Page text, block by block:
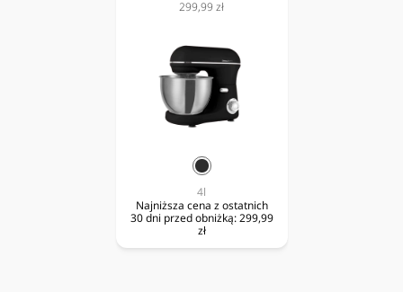
normalna
Cena
299,99 zł
czarny
4l
Najniższa cena z ostatnich
30 dni przed obniżką: 299,99
zł